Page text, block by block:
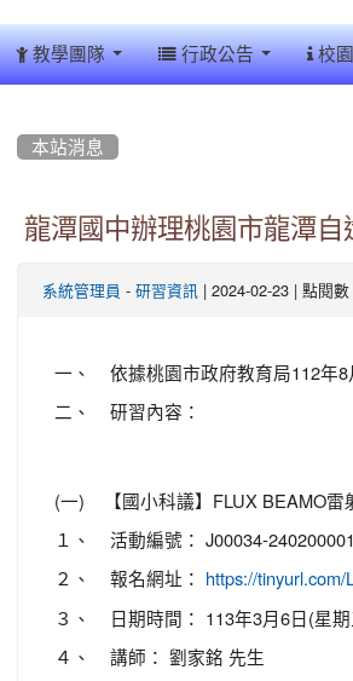
教學團隊 行政公告 校
本站消息
龍潭國中辦理桃園市龍潭
系統管理員 - 研習資訊| 2024-02-23 | 點閱數
一、 依據桃園市政府教育局112年8
二、 研習內容：
(一) 【國小科議】FLUX BEAMO雷
１、 活動編號： J00034-240200001
２、 報名網址：
https://tinyurl.com/
３、 日期時間： 113年3月6日(星期
４、 講師： 劉家銘 先生